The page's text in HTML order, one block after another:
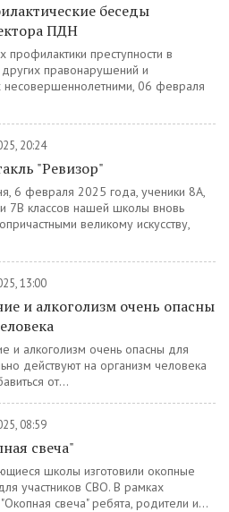
беседы
ПДН
профилактики преступности в
правонарушений и
06 февраля
20:24
"Ревизор"
6 февраля 2025 года, ученики 8А,
7В классов нашей школы вновь
великому искусству,
13:00
и алкоголизм очень опасны
и алкоголизм очень опасны для
действуют на организм человека
от...
08:59
свеча"
школы изготовили окопные
участников СВО. В рамках
свеча" ребята, родители и...